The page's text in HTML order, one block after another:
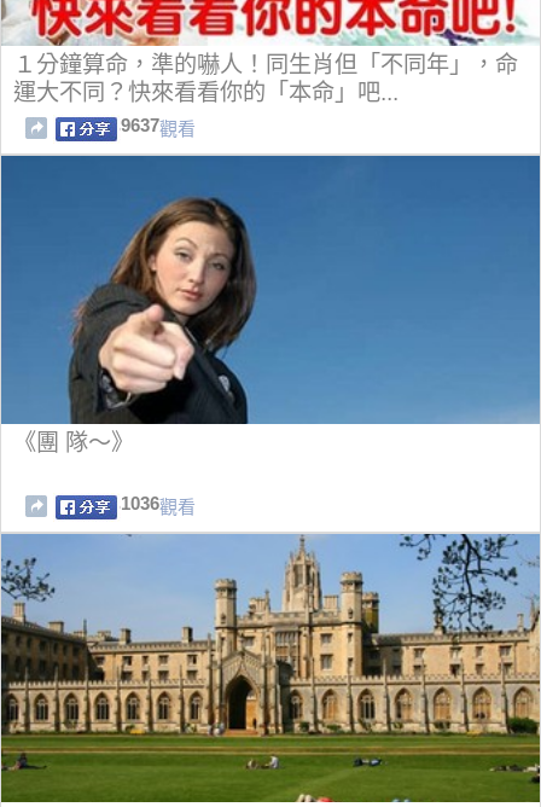
１分鐘算命，準的嚇人！同生肖但「不同年」，命
運大不同？快來看看你的「本命」吧...
9637觀看
《團 隊～》
1036觀看